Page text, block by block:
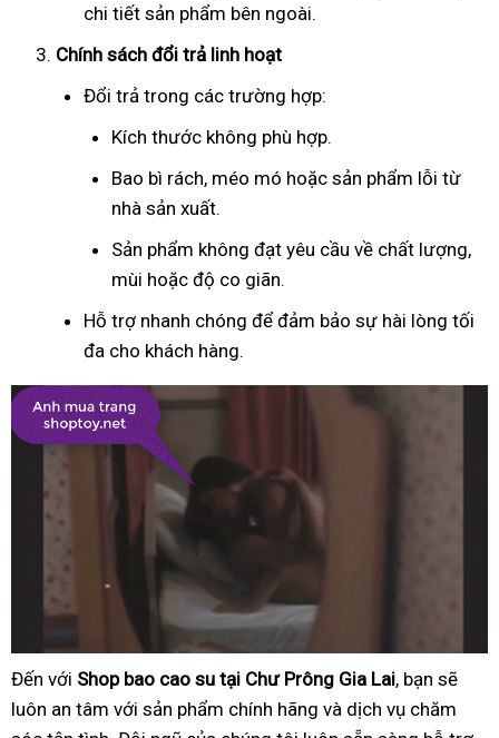
chi tiết sản phẩm bên ngoài.
Chính sách đổi trả linh hoạt
Đổi trả trong các trường hợp:
Kích thước không phù hợp.
Bao bì rách, méo mó hoặc sản phẩm lỗi từ
nhà sản xuất.
Sản phẩm không đạt yêu cầu về chất lượng,
mùi hoặc độ co giãn.
Hỗ trợ nhanh chóng để đảm bảo sự hài lòng tối
đa cho khách hàng.
Đến với Shop bao cao su tại Chư Prông Gia Lai, bạn sẽ
luôn an tâm với sản phẩm chính hãng và dịch vụ chăm